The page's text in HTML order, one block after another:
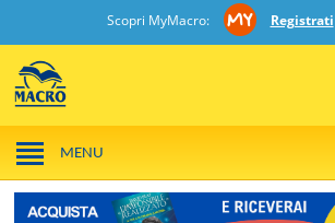
Scopri MyMacro: Registrati
MENU